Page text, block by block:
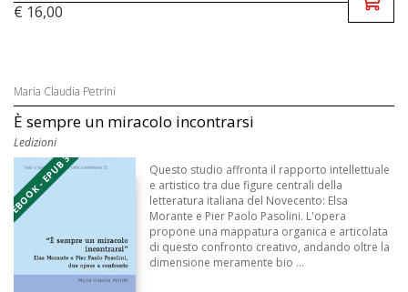
€ 16,00
Maria Claudia Petrini
È sempre un miracolo incontrarsi
Ledizioni
EBOOK - EPUB 3
Questo studio affronta il rapporto intellettuale
e artistico tra due figure centrali della
letteratura italiana del Novecento: Elsa
Morante e Pier Paolo Pasolini. L'opera
propone una mappatura organica e articolata
di questo confronto creativo, andando oltre la
dimensione meramente bio ...